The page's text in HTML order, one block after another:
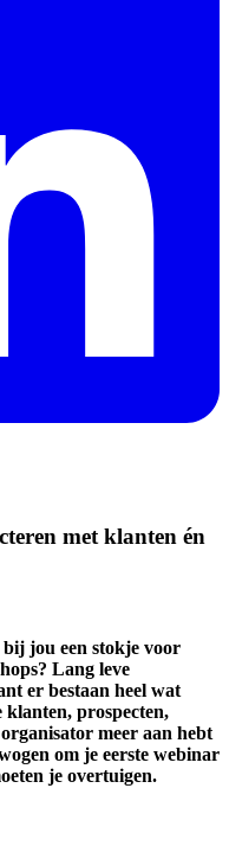
met klanten én
jou een stokje voor
Lang leve
er bestaan heel wat
klanten, prospecten,
meer aan hebt
om je eerste webinar
je overtuigen.